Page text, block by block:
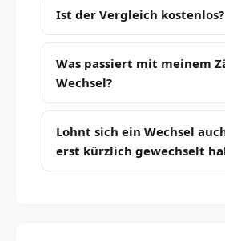
Ist der Vergleich kostenlos?
Was passiert mit meinem
Wechsel?
Lohnt sich ein Wechsel
erst kürzlich gewechselt